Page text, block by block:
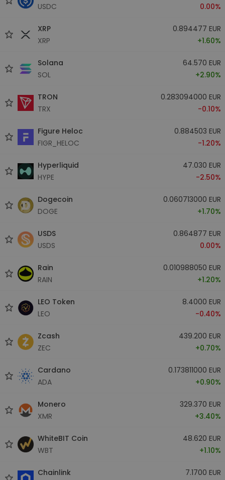
USDC
0.00%
XRP
XRP
0.894477 EUR
+1.60%
Solana
SOL
64.570 EUR
+2.90%
TRON
TRX
0.283094000 EUR
-0.10%
Figure Heloc
FIGR_HELOC
0.884503 EUR
-1.20%
Hyperliquid
HYPE
47.030 EUR
-2.50%
Dogecoin
DOGE
0.060713000 EUR
+1.70%
USDS
USDS
0.864877 EUR
0.00%
Rain
RAIN
0.010988050 EUR
+1.20%
LEO Token
LEO
8.4000 EUR
-0.40%
Zcash
ZEC
439.200 EUR
+0.70%
Cardano
ADA
0.173811000 EUR
+0.90%
Monero
XMR
329.370 EUR
+3.40%
WhiteBIT Coin
WBT
48.620 EUR
+1.10%
Chainlink
7.1700 EUR